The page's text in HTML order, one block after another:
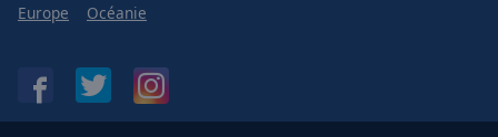
Europe
Océanie